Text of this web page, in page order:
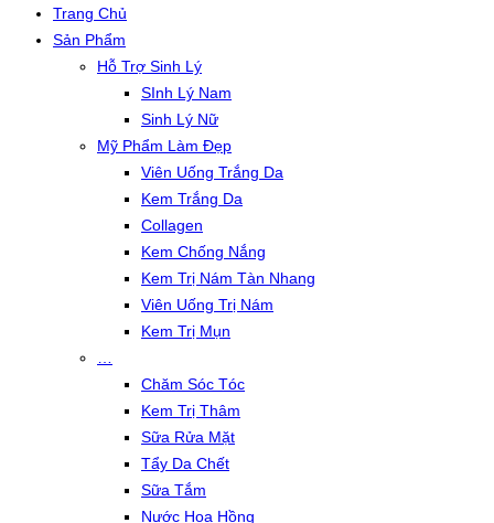
Trang Chủ
Sản Phẩm
Hỗ Trợ Sinh Lý
SInh Lý Nam
Sinh Lý Nữ
Mỹ Phẩm Làm Đẹp
Viên Uống Trắng Da
Kem Trắng Da
Collagen
Kem Chống Nắng
Kem Trị Nám Tàn Nhang
Viên Uống Trị Nám
Kem Trị Mụn
Chăm Sóc Tóc
Kem Trị Thâm
Sữa Rửa Mặt
Tẩy Da Chết
Sữa Tắm
Nước Hoa Hồng